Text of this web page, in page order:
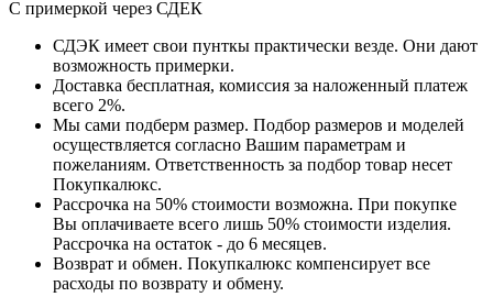
С примеркой через СДЕК
СДЭК имеет свои пунткы практически везде. Они дают
возможность примерки.
Доставка бесплатная, комиссия за наложенный платеж
всего 2%.
Мы сами подберм размер. Подбор размеров и моделей
осуществляется согласно Вашим параметрам и
пожеланиям. Ответственность за подбор товар несет
Покупкалюкс.
Рассрочка на 50% стоимости возможна. При покупке
Вы оплачиваете всего лишь 50% стоимости изделия.
Рассрочка на остаток - до 6 месяцев.
Возврат и обмен. Покупкалюкс компенсирует все
расходы по возврату и обмену.